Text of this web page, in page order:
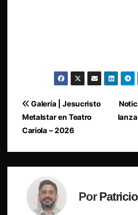
Navegación
de
Galería | Jesucristo
Metalstar en Teatro
Cariola – 2026
Por